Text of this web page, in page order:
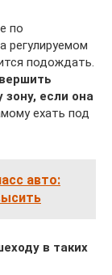
по
регулируемом
подождать.
если она
ехать под
авто:
в таких